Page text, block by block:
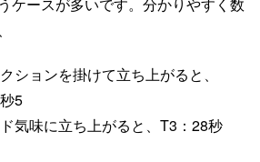
ションを掛けて立ち上がると、
5
気味に立ち上がると、T3：28秒